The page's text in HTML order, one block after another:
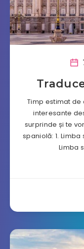
Timp estimat de
interesante
surprinde și te
spaniolă: 1.
Limba